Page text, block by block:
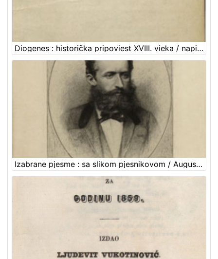
Diogenes : historička pripoviest XVIII. vieka / napisao August Šenoa
Izabrane pjesme : sa slikom pjesnikovom / August Šenoa ; s uvodom Franje Markovića